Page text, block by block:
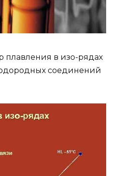
плавления в изо-рядах
соединений